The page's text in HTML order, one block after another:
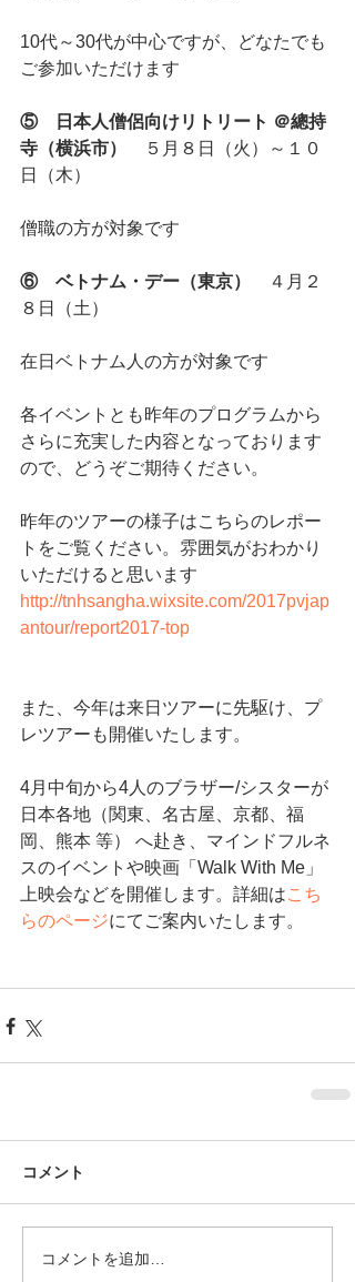
10代～30代が中心ですが、どなたでも
ご参加いただけます
⑤　日本人僧侶向けリトリート ＠總持
寺（横浜市）
５月８日（火）～１０
日（木）
僧職の方が対象です
⑥　ベトナム・デー（東京）
４月２
８日（土）
在日ベトナム人の方が対象です
各イベントとも昨年のプログラムから
さらに充実した内容となっております
ので、どうぞご期待ください。
昨年のツアーの様子はこちらのレポー
トをご覧ください。雰囲気がおわかり
いただけると思います
http://tnhsangha.wixsite.com/2017pvjap
antour/report2017-top
また、今年は来日ツアーに先駆け、プ
レツアーも開催いたします。
4月中旬から4人のブラザー/シスターが
日本各地（関東、名古屋、京都、福
岡、熊本 等） へ赴き、マインドフルネ
スのイベントや映画「Walk With Me」
上映会などを開催します。詳細はこち
らのページにてご案内いたします。
コメント
コメントを追加…